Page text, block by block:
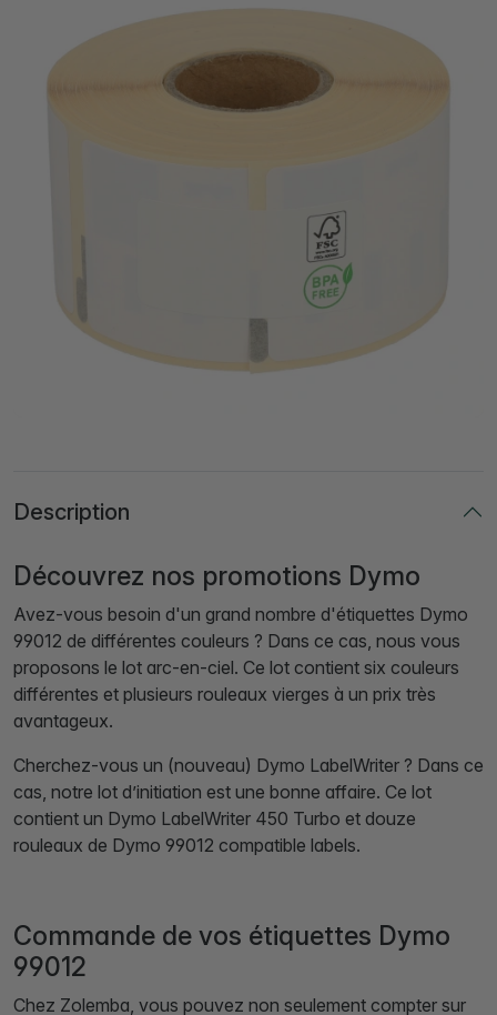
Description
Découvrez nos promotions Dymo
Avez-vous besoin d'un grand nombre d'étiquettes Dymo
99012 de différentes couleurs ? Dans ce cas, nous vous
proposons le lot arc-en-ciel. Ce lot contient six couleurs
différentes et plusieurs rouleaux vierges à un prix très
avantageux.
Cherchez-vous un (nouveau) Dymo LabelWriter ? Dans ce
cas, notre lot d’initiation est une bonne affaire. Ce lot
contient un Dymo LabelWriter 450 Turbo et douze
rouleaux de Dymo 99012 compatible labels.
Commande de vos étiquettes Dymo
99012
Chez Zolemba, vous pouvez non seulement compter sur